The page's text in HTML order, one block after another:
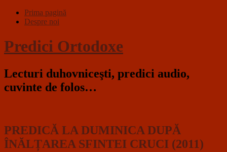
Prima pagină
Despre noi
Predici Ortodoxe
Lecturi duhovniceşti, predici audio,
cuvinte de folos…
PREDICĂ LA DUMINICA DUPĂ
ÎNĂLȚAREA SFINTEI CRUCI (2011)